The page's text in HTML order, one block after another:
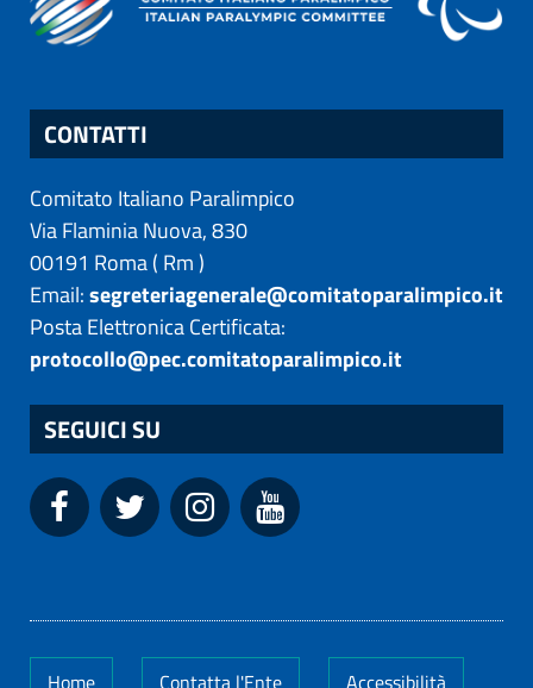
CONTATTI
Comitato Italiano Paralimpico
Via Flaminia Nuova, 830
00191 Roma( Rm)
Email:segreteriagenerale@comitatoparalimpico.it
Posta Elettronica Certificata:
protocollo@pec.comitatoparalimpico.it
SEGUICI SU